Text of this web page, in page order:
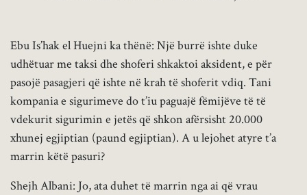
Ebu Is’hak el Huejni ka thënë: Një burrë ishte duke
udhëtuar me taksi dhe shoferi shkaktoi aksident, e për
pasojë pasagjeri që ishte në krah të shoferit vdiq. Tani
kompania e sigurimeve do t’iu paguajë fëmijëve të të
vdekurit sigurimin e jetës që shkon afërsisht 20.000
xhunej egjiptian (paund egjiptian). A u lejohet atyre t’a
marrin këtë pasuri?
Shejh Albani: Jo, ata duhet të marrin nga ai që vrau